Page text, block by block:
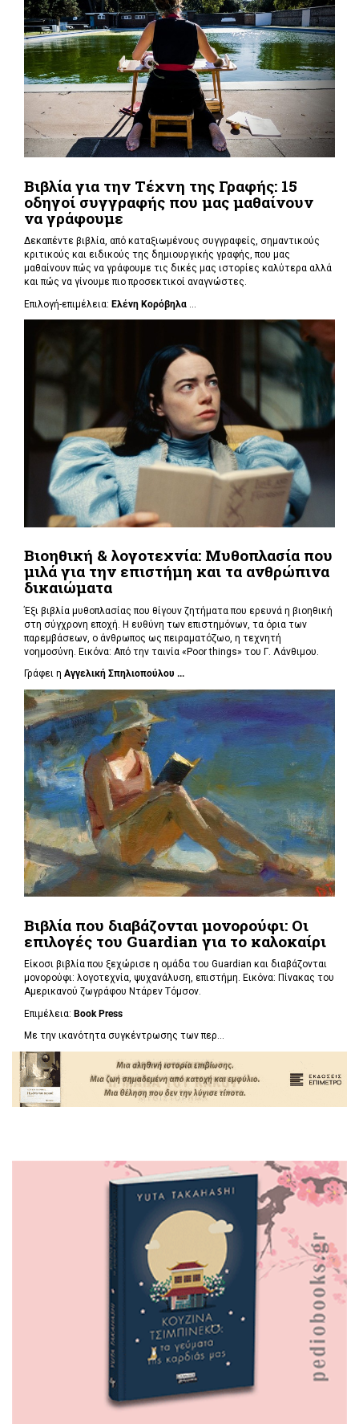
Βιβλία για την Τέχνη της Γραφής: 15
οδηγοί συγγραφής που μας μαθαίνουν
να γράφουμε
Δεκαπέντε βιβλία, από καταξιωμένους συγγραφείς, σημαντικούς
κριτικούς και ειδικούς της δημιουργικής γραφής, που μας
μαθαίνουν πώς να γράφουμε τις δικές μας ιστορίες καλύτερα αλλά
και πώς να γίνουμε πιο προσεκτικοί αναγνώστες.
Επιλογή-επιμέλεια: Ελένη Κορόβηλα
Βιοηθική & λογοτεχνία: Μυθοπλασία που
μιλά για την επιστήμη και τα ανθρώπινα
δικαιώματα
Έξι βιβλία μυθοπλασίας που θίγουν ζητήματα που ερευνά η βιοηθική
στη σύγχρονη εποχή. Η ευθύνη των επιστημόνων, τα όρια των
παρεμβάσεων, ο άνθρωπος ως πειραματόζωο, η τεχνητή
νοημοσύνη. Εικόνα: Από την ταινία «Poor things» του Γ. Λάνθιμου.
Γράφει η Αγγελική Σπηλιοπούλου ...
Βιβλία που διαβάζονται μονορούφι: Οι
επιλογές του Guardian για το καλοκαίρι
Είκοσι βιβλία που ξεχώρισε η ομάδα του Guardian και διαβάζονται
μονορούφι: λογοτεχνία, ψυχανάλυση, επιστήμη. Εικόνα: Πίνακας του
Αμερικανού ζωγράφου Ντάρεν Τόμσον.
Επιμέλεια: Book Press
Με την ικανότητα συγκέντρωσης των περ...